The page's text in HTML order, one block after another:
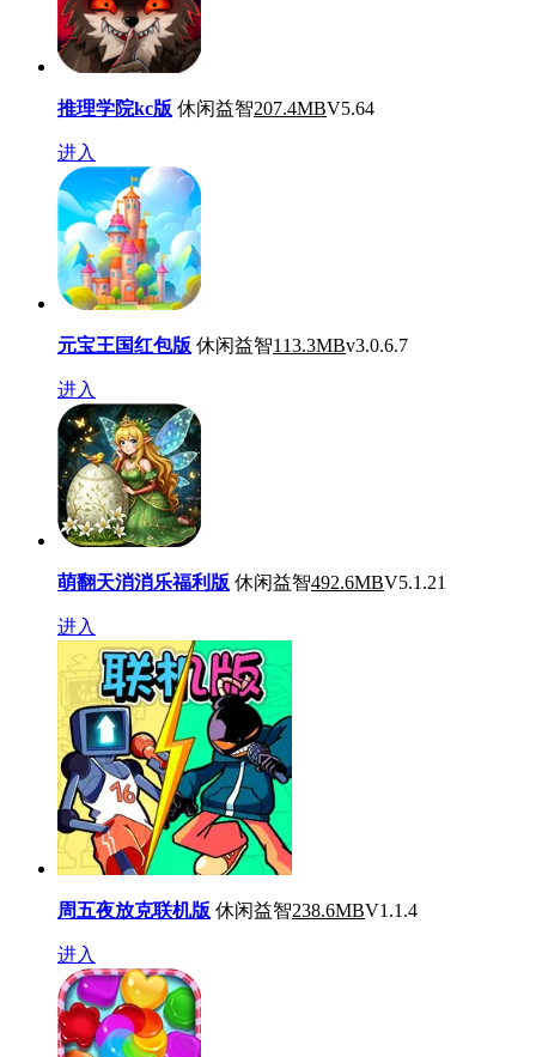
推理学院kc版 休闲益智207.4MBV5.64
进入
元宝王国红包版 休闲益智113.3MBv3.0.6.7
进入
萌翻天消消乐福利版 休闲益智492.6MBV5.1.21
进入
周五夜放克联机版 休闲益智238.6MBV1.1.4
进入